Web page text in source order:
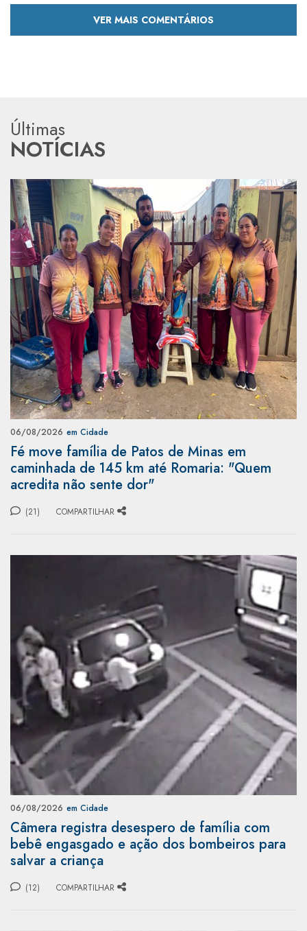
VER MAIS COMENTÁRIOS
Últimas
NOTÍCIAS
06/08/2026 em Cidade
Fé move família de Patos de Minas em
caminhada de 145 km até Romaria: "Quem
acredita não sente dor"
(21) COMPARTILHAR
06/08/2026 em Cidade
Câmera registra desespero de família com
bebê engasgado e ação dos bombeiros para
salvar a criança
(12) COMPARTILHAR